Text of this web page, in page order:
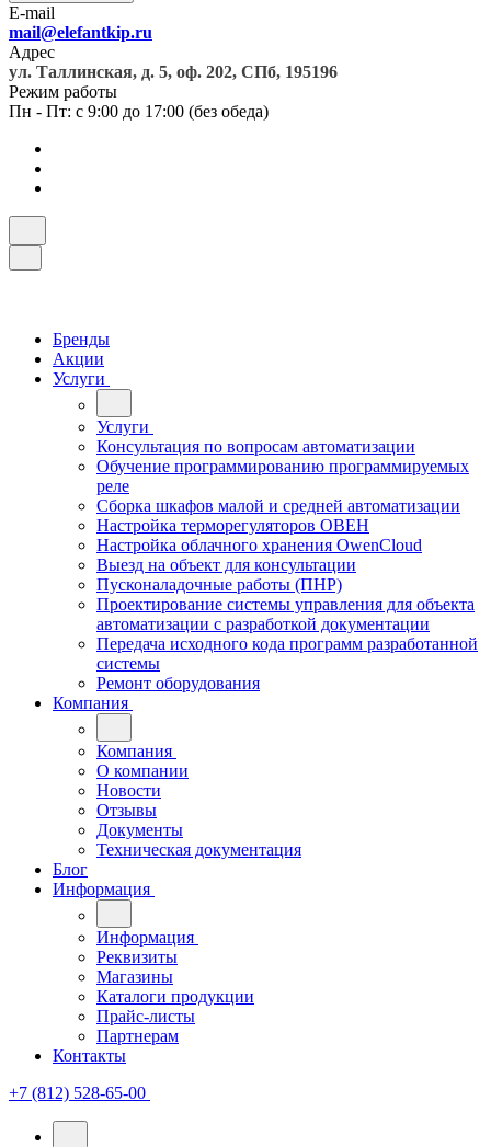
E-mail
mail@elefantkip.ru
Адрес
ул. Таллинская, д. 5, оф. 202, СПб, 195196
Режим работы
Пн - Пт: с 9:00 до 17:00 (без обеда)
Бренды
Акции
Услуги
Услуги
Консультация по вопросам автоматизации
Обучение программированию программируемых
реле
Сборка шкафов малой и средней автоматизации
Настройка терморегуляторов ОВЕН
Настройка облачного хранения OwenCloud
Выезд на объект для консультации
Пусконаладочные работы (ПНР)
Проектирование системы управления для объекта
автоматизации с разработкой документации
Передача исходного кода программ разработанной
системы
Ремонт оборудования
Компания
Компания
О компании
Новости
Отзывы
Документы
Техническая документация
Блог
Информация
Информация
Реквизиты
Магазины
Каталоги продукции
Прайс-листы
Партнерам
Контакты
+7 (812) 528-65-00